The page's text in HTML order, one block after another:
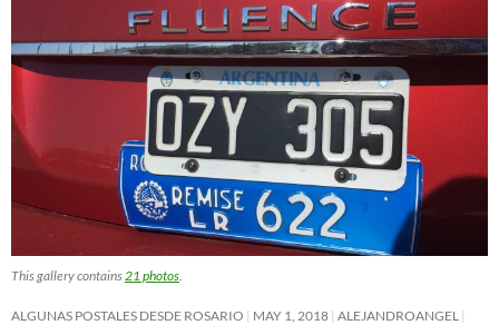
This gallery contains 21 photos
ALGUNAS POSTALES DESDE ROSARIO MAY 1, 2018 ALEJANDROANGEL